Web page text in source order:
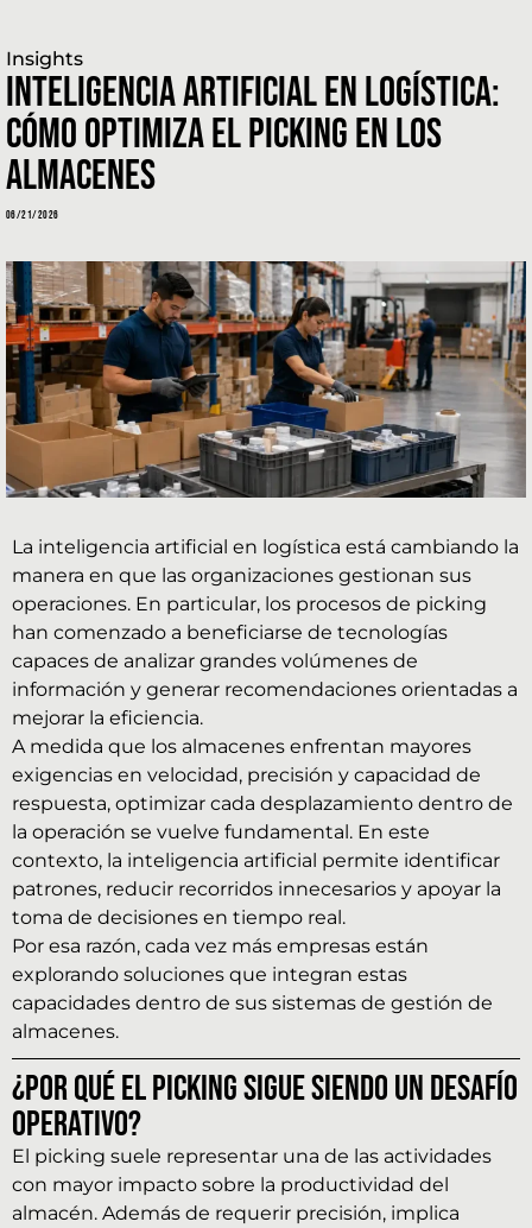
Insights
INTELIGENCIA ARTIFICIAL EN LOGÍSTICA:
CÓMO OPTIMIZA EL PICKING EN LOS
ALMACENES
06/21/2026
La inteligencia artificial en logística está cambiando la
manera en que las organizaciones gestionan sus
operaciones. En particular, los procesos de picking
han comenzado a beneficiarse de tecnologías
capaces de analizar grandes volúmenes de
información y generar recomendaciones orientadas a
mejorar la eficiencia.
A medida que los almacenes enfrentan mayores
exigencias en velocidad, precisión y capacidad de
respuesta, optimizar cada desplazamiento dentro de
la operación se vuelve fundamental. En este
contexto, la inteligencia artificial permite identificar
patrones, reducir recorridos innecesarios y apoyar la
toma de decisiones en tiempo real.
Por esa razón, cada vez más empresas están
explorando soluciones que integran estas
capacidades dentro de sus sistemas de gestión de
almacenes.
¿Por qué el picking sigue siendo un desafío
operativo?
El picking suele representar una de las actividades
con mayor impacto sobre la productividad del
almacén. Además de requerir precisión, implica